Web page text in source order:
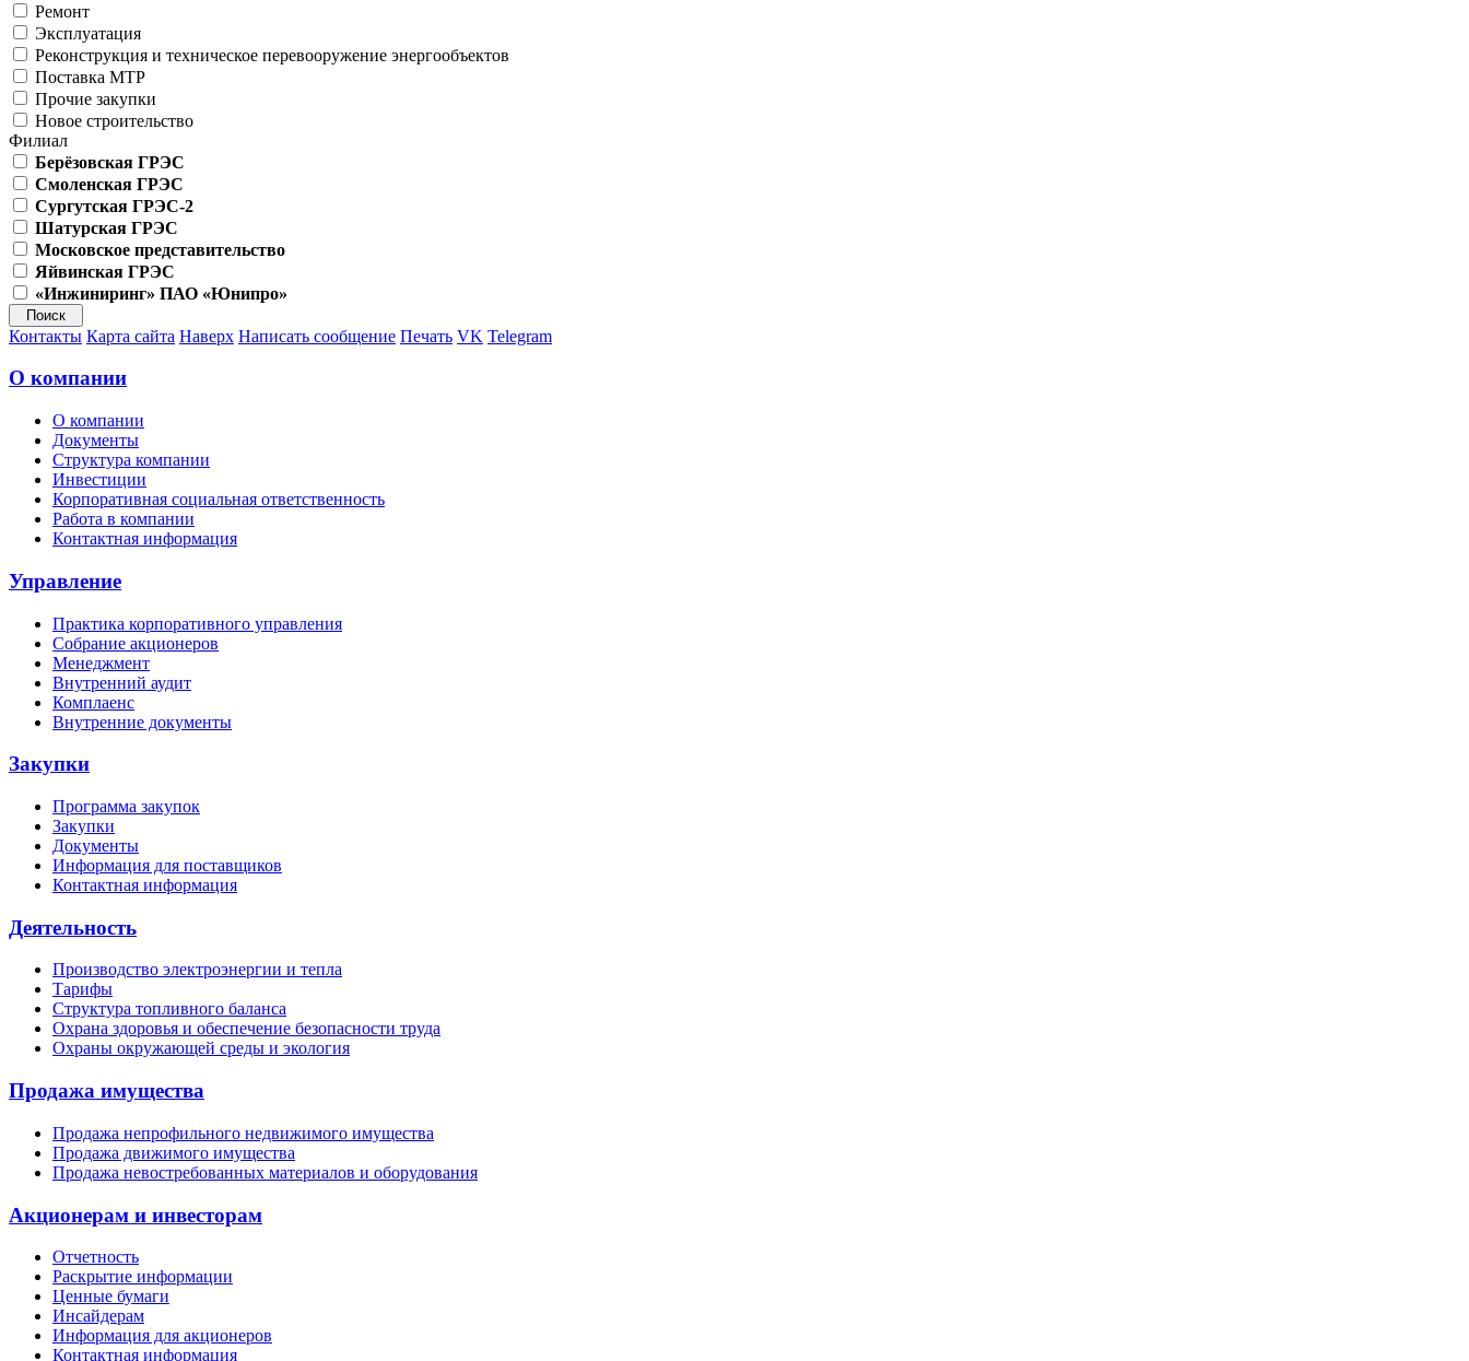
Ремонт
Эксплуатация
Реконструкция и техническое перевооружение энергообъектов
Поставка МТР
Прочие закупки
Новое строительство
Филиал
Берёзовская ГРЭС
Смоленская ГРЭС
Сургутская ГРЭС-2
Шатурская ГРЭС
Московское представительство
Яйвинская ГРЭС
«Инжиниринг» ПАО «Юнипро»
Контакты Карта сайта Наверх Написать сообщение Печать VK Telegram
О компании
О компании
Документы
Структура компании
Инвестиции
Корпоративная социальная ответственность
Работа в компании
Контактная информация
Управление
Практика корпоративного управления
Собрание акционеров
Менеджмент
Внутренний аудит
Комплаенс
Внутренние документы
Закупки
Программа закупок
Закупки
Документы
Информация для поставщиков
Контактная информация
Деятельность
Производство электроэнергии и тепла
Тарифы
Структура топливного баланса
Охрана здоровья и обеспечение безопасности труда
Охраны окружающей среды и экология
Продажа имущества
Продажа непрофильного недвижимого имущества
Продажа движимого имущества
Продажа невостребованных материалов и оборудования
Акционерам и инвесторам
Отчетность
Раскрытие информации
Ценные бумаги
Инсайдерам
Информация для акционеров
Контактная информация